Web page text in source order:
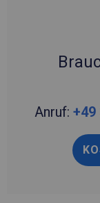
Anruf: +49